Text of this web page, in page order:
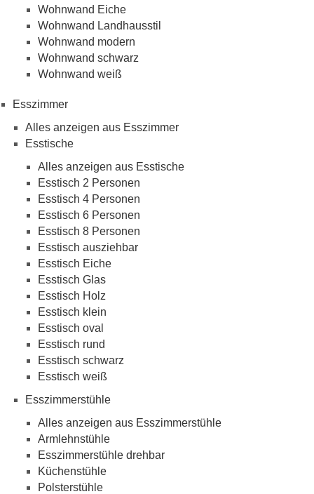
Wohnwand Eiche
Wohnwand Landhausstil
Wohnwand modern
Wohnwand schwarz
Wohnwand weiß
Esszimmer
Alles anzeigen aus Esszimmer
Esstische
Alles anzeigen aus Esstische
Esstisch 2 Personen
Esstisch 4 Personen
Esstisch 6 Personen
Esstisch 8 Personen
Esstisch ausziehbar
Esstisch Eiche
Esstisch Glas
Esstisch Holz
Esstisch klein
Esstisch oval
Esstisch rund
Esstisch schwarz
Esstisch weiß
Esszimmerstühle
Alles anzeigen aus Esszimmerstühle
Armlehnstühle
Esszimmerstühle drehbar
Küchenstühle
Polsterstühle